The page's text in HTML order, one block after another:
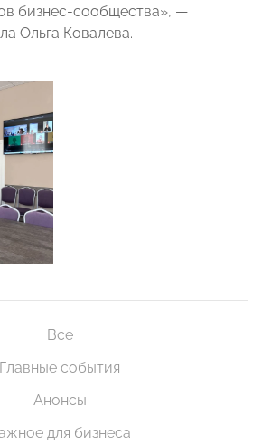
бизнес-сообщества», —
Ольга Ковалева.
Все
Главные события
Анонсы
для бизнеса